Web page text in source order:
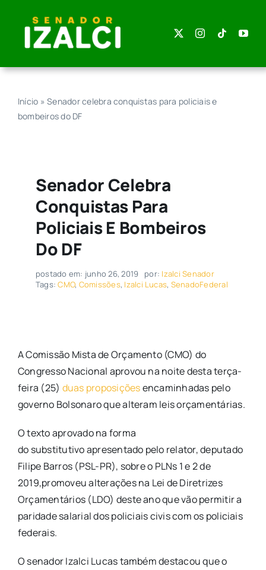
content
Início »Senador celebra conquistas para policiais e
bombeiros do DF
Senador Celebra
Conquistas Para
Policiais E Bombeiros
Do DF
postado em: junho 26, 2019 por: Izalci Senador
Tags:CMO, Comissões, Izalci Lucas, SenadoFederal
A Comissão Mista de Orçamento (CMO) do
Congresso Nacional aprovou na noite desta terça-
feira (25) duas proposiçõesencaminhadas pelo
governo Bolsonaro que alteram leis orçamentárias.
O texto aprovado na forma
do substitutivo apresentado pelo relator, deputado
Filipe Barros (PSL-PR), sobre o PLNs 1 e 2 de
2019,promoveu alterações na Lei de Diretrizes
Orçamentários (LDO) deste ano que vão permitir a
paridade salarial dos policiais civis com os policiais
federais.
O senador Izalci Lucas também destacou que o